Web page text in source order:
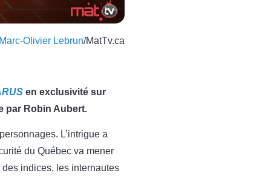
Olivier Lebrun/MatTv.ca
en exclusivité sur
par Robin Aubert.
L’intrigue a
du Québec va mener
indices, les internautes